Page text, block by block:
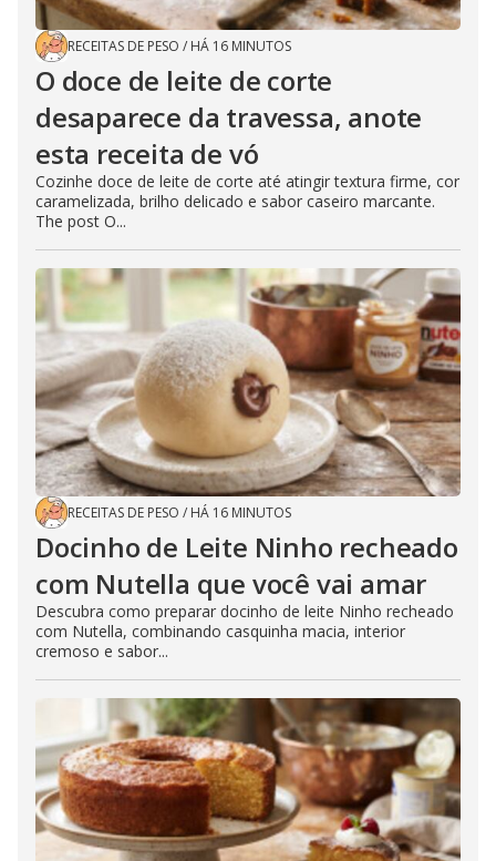
RECEITAS DE PESO / HÁ 16 MINUTOS
O doce de leite de corte
desaparece da travessa, anote
esta receita de vó
Cozinhe doce de leite de corte até atingir textura firme, cor
caramelizada, brilho delicado e sabor caseiro marcante.
The post O...
RECEITAS DE PESO / HÁ 16 MINUTOS
Docinho de Leite Ninho recheado
com Nutella que você vai amar
Descubra como preparar docinho de leite Ninho recheado
com Nutella, combinando casquinha macia, interior
cremoso e sabor...